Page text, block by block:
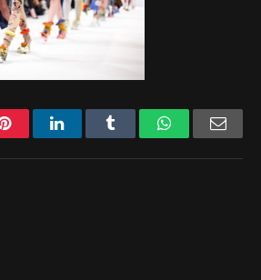
PinterestLinkedIn Tumblr WhatsApp